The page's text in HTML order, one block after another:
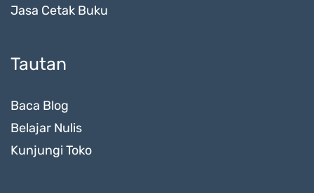
Jasa Cetak Buku
Tautan
Baca Blog
Belajar Nulis
Kunjungi Toko